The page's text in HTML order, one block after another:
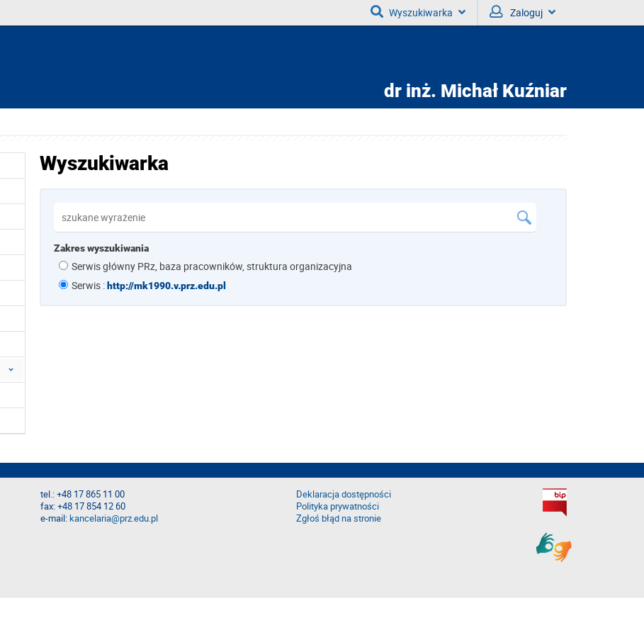
Wyszukiwarka Zaloguj
dr inż. Michał Kuźniar
Wyszukiwarka
Zakres wyszukiwania
Serwis główny PRz, baza pracowników, struktura organizacyjna
Serwis : http://mk1990.v.prz.edu.pl
tel.: +48 17 865 11 00
fax: +48 17 854 12 60
e-mail:kancelaria@prz.edu.pl
Deklaracja dostępności
Polityka prywatności
Zgłoś błąd na stronie